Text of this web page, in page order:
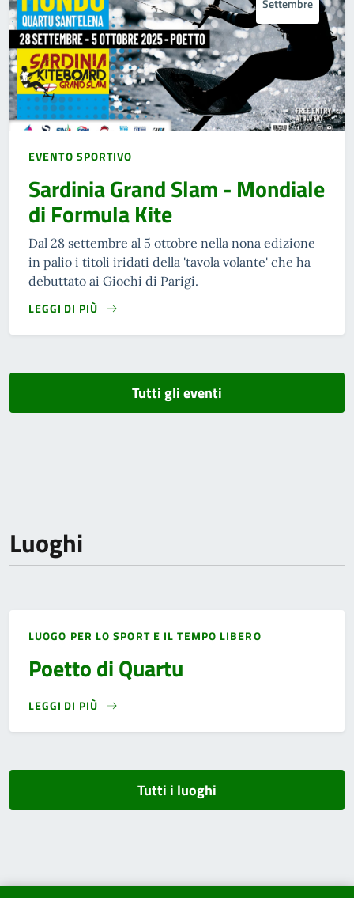
Settembre
EVENTO SPORTIVO
Sardinia Grand Slam - Mondiale
di Formula Kite
Dal 28 settembre al 5 ottobre nella nona edizione
in palio i titoli iridati della 'tavola volante' che ha
debuttato ai Giochi di Parigi.
LEGGI DI PIÙ
Tutti gli eventi
Luoghi
LUOGO PER LO SPORT E IL TEMPO LIBERO
Poetto di Quartu
LEGGI DI PIÙ
Tutti i luoghi